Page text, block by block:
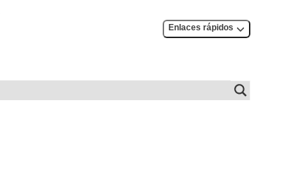
Enlaces rápidos